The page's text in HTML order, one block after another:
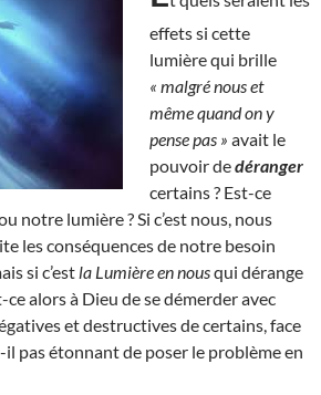
effets si cette
lumière qui brille
« malgré nous et
même quand on y
pense pas » avait le
pouvoir dedéranger
certains ? Est-ce
notre lumière ? Si c’est nous, nous
les conséquences de notre besoin
si c’est la Lumière en nousqui dérange
alors à Dieu de se démerder avec
et destructives de certains, face
il pas étonnant de poser le problème en